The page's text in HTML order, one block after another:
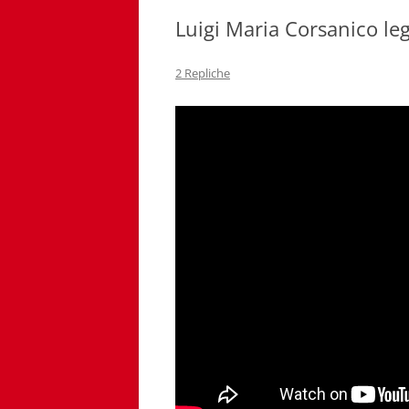
Luigi Maria Corsanico
2 Repliche